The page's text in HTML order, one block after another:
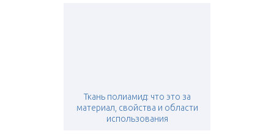
Ткань полиамид: что это за
материал, свойства и области
использования